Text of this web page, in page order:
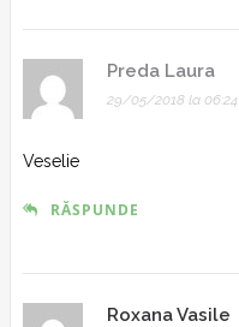
Preda Laura
29/05/2018 la 06:24
Veselie
RĂSPUNDE
Roxana Vasile